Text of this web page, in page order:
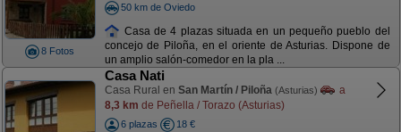
8 Fotos
50 km de Oviedo
Casa de 4 plazas situada en un pequeño pueblo del
concejo de Piloña, en el oriente de Asturias. Dispone de
un amplio salón-comedor en la pla ...
Casa Nati
Casa Rural en San Martín / Piloña (Asturias)
a
8,3 km de Peñella / Torazo (Asturias)
6 plazas
18 €